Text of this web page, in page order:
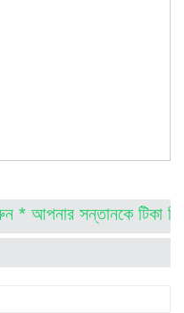
আপনার সন্তানকে টিকা